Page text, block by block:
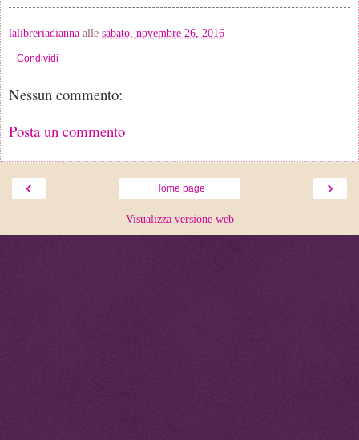
lalibreriadianna alle sabato, novembre 26, 2016
Condividi
Nessun commento:
Posta un commento
‹ ›
Home page
Visualizza versione web